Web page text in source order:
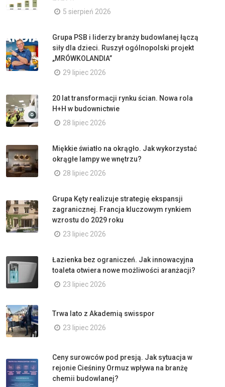
5 sierpień 2026
Grupa PSB i liderzy branży budowlanej łączą
siły dla dzieci. Ruszył ogólnopolski projekt
„MRÓWKOLANDIA”
29 lipiec 2026
20 lat transformacji rynku ścian. Nowa rola
H+H w budownictwie
28 lipiec 2026
Miękkie światło na okrągło. Jak wykorzystać
okrągłe lampy we wnętrzu?
28 lipiec 2026
Grupa Kęty realizuje strategię ekspansji
zagranicznej. Francja kluczowym rynkiem
wzrostu do 2029 roku
23 lipiec 2026
Łazienka bez ograniczeń. Jak innowacyjna
toaleta otwiera nowe możliwości aranżacji?
23 lipiec 2026
Trwa lato z Akademią swisspor
23 lipiec 2026
Ceny surowców pod presją. Jak sytuacja w
rejonie Cieśniny Ormuz wpływa na branżę
chemii budowlanej?